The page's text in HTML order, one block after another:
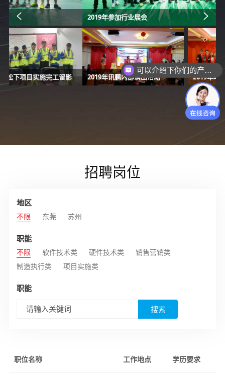
2019年参加行业展会
2019年讯鹏内部演出活动 2019年年会留影
招聘岗位
地区
不限 东莞 苏州
职能
不限 软件技术类 硬件技术类
销售营销类
制造执行类
项目实施类
职能
搜索
职位名称 工作地点 学历要求
可以介绍下你们的产品么？